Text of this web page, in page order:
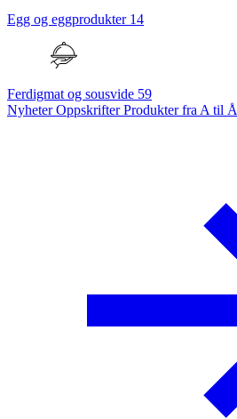
Egg og eggprodukter 14
Ferdigmat og sousvide 59
NyheterOppskrifterProdukter fra A til Å